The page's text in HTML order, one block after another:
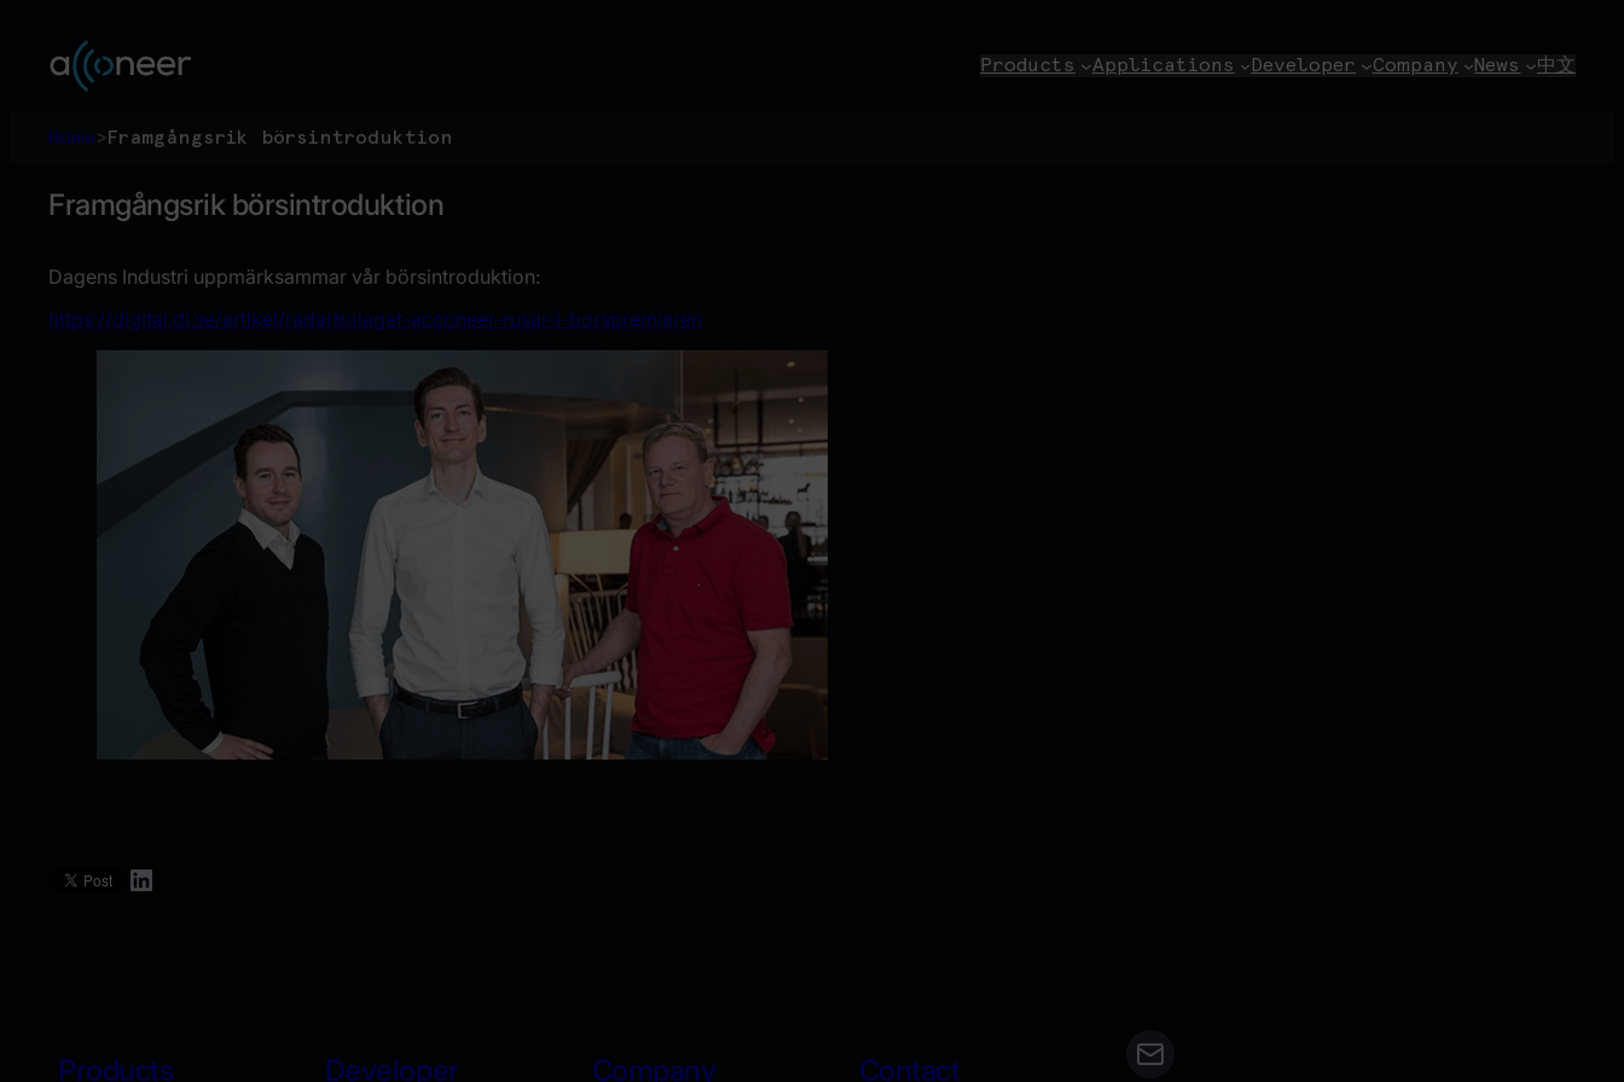
content
Products Applications Developer Company News 中文
Home> Framgångsrik börsintroduktion
Framgångsrik börsintroduktion
Dagens Industri uppmärksammar vår börsintroduktion:
https://digital.di.se/artikel/radarbolaget-acconeer-rusar-i-borspremiaren
LinkedIn
Products Developer Company Contact